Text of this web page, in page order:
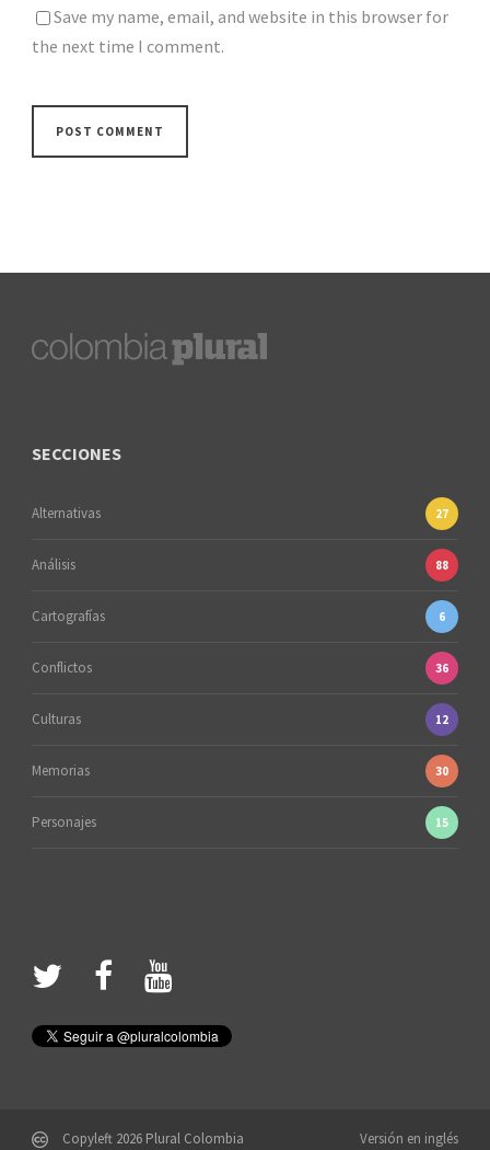
Save my name, email, and website in this browser for
the next time I comment.
SECCIONES
Alternativas 27
Análisis 88
Cartografías 6
Conflictos 36
Culturas 12
Memorias 30
Personajes 15
Copyleft 2026 Plural Colombia Versión en inglés